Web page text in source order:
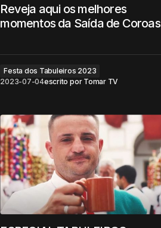
Reveja aqui os melhores
momentos da Saída de Coroas
Festa dos Tabuleiros 2023
2023-07-04escrito por Tomar TV